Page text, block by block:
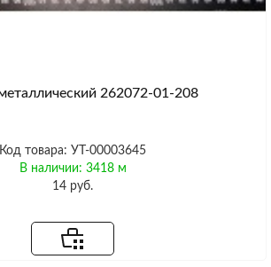
262072-01-208
Код товара: УТ-00003645
В наличии: 3418 м
14 руб.